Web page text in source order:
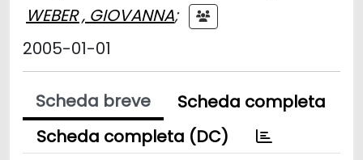
WEBER , GIOVANNA;
2005-01-01
Scheda breve
Scheda completa
Scheda completa (DC)